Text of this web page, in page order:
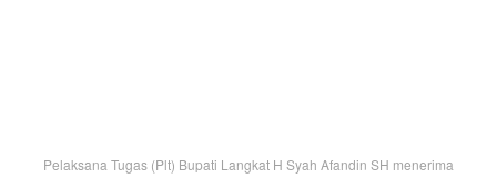
Pelaksana Tugas (Plt) Bupati Langkat H Syah Afandin SH menerima